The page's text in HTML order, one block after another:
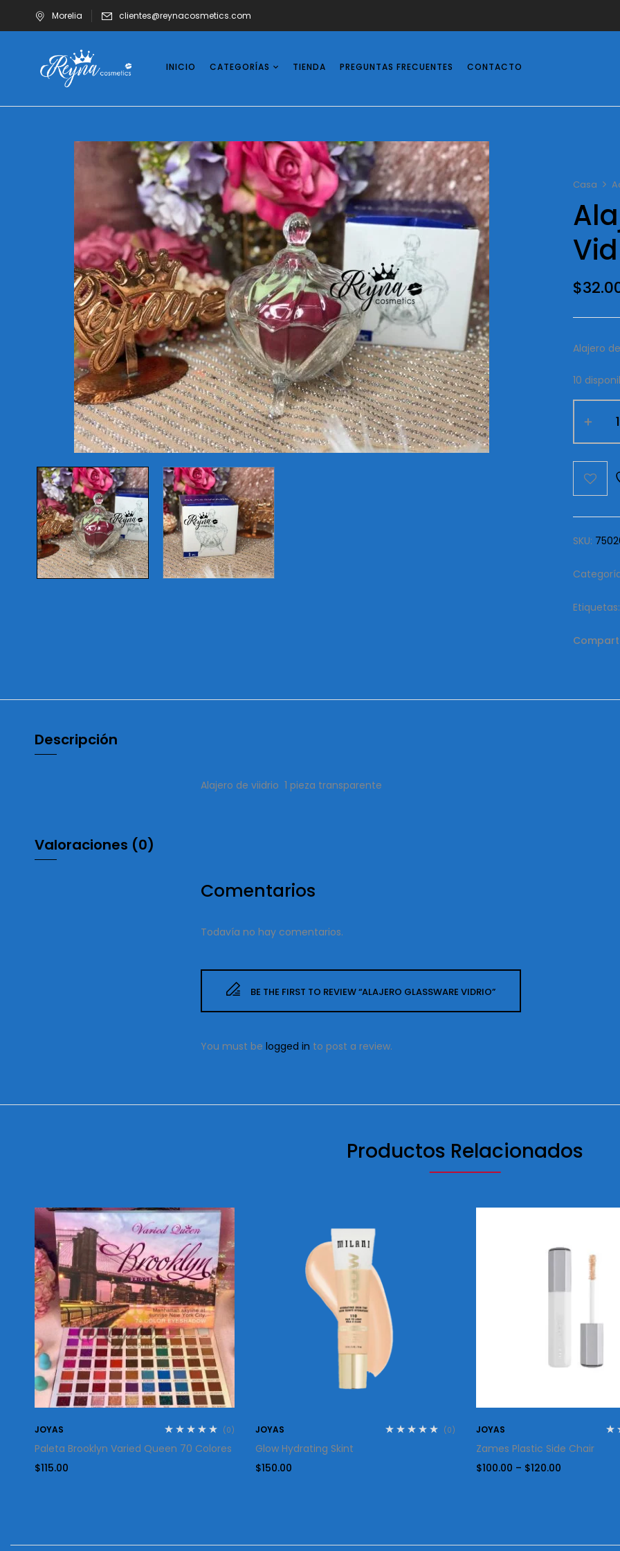
Morelia clientes@reynacosmetics.com
INICIO CATEGORÍAS TIENDA PREGUNTAS FRECUENTES CONTACTO
Casa
$
Alajero
10
vidrio
SKU:
Descripción
Alajero de viidrio 1 pieza transparente
Valoraciones (0)
Comentarios
Todavía no hay comentarios.
BE THE FIRST TO REVIEW “ALAJERO GLASSWARE VIDRIO”
You must be logged in to post a review.
Productos Relacionados
JOYAS (0)
Paleta Brooklyn Varied Queen 70 Colores
$115.00
JOYAS (0)
Glow Hydrating Skint
$150.00
JOYAS
Zames Plastic Side Chair
$100.00 – $120.00